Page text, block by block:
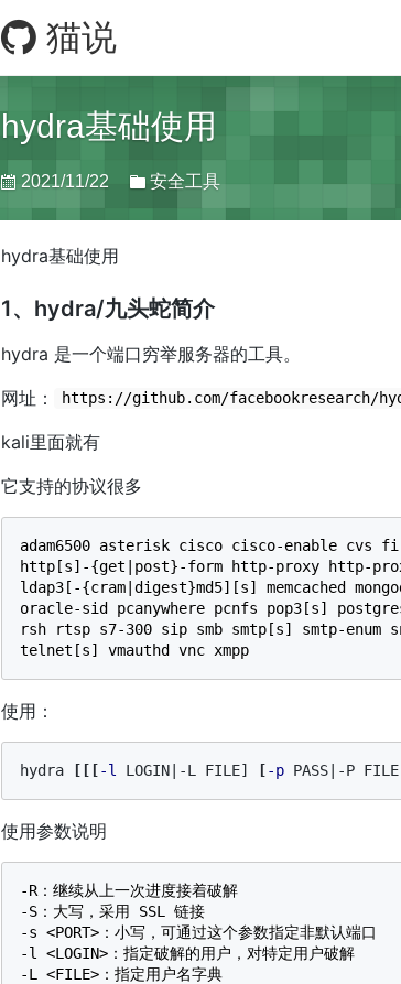
猫说
hydra基础使用
2021/11/22 安全工具
hydra基础使用
1、hydra/九头蛇简介
hydra 是一个端口穷举服务器的工具。
网址：
https://github.com/facebookresearch/
kali里面就有
它支持的协议很多
adam6500 asterisk cisco cisco-enable
http[s]-{get|post}-form http-proxy http-
ldap3[-{cram|digest}md5][s] memcached
oracle-sid pcanywhere pcnfs pop3[s]
rsh rtsp s7-300 sip smb smtp[s] smtp-enum
使用：
hydra [[[-l LOGIN|-L FILE] [-p PASS|-P
使用参数说明
-R：继续从上一次进度接着破解
-S：大写，采用 SSL 链接
-s <PORT>：小写，可通过这个参数指定非默认端口
-l <LOGIN>：指定破解的用户，对特定用户破解
-L <FILE>：指定用户名字典